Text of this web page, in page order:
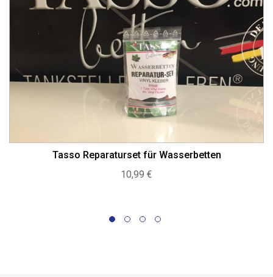
Tasso Reparaturset für Wasserbetten
10,99 €